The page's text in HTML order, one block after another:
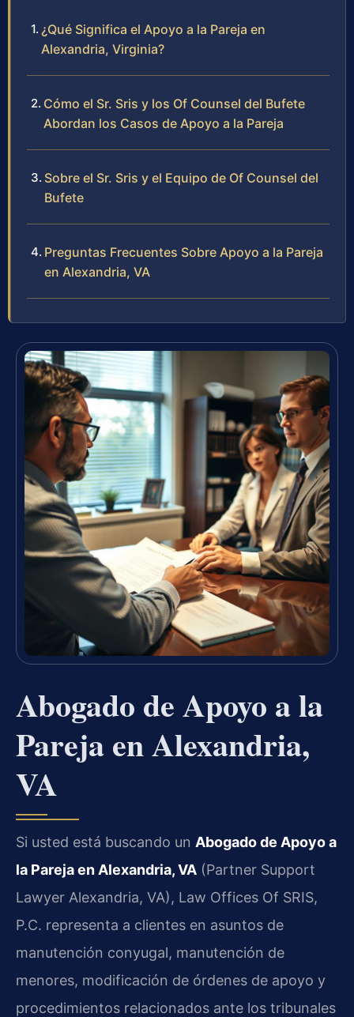
¿Qué Significa el Apoyo a la Pareja en
Alexandria, Virginia?
Cómo el Sr. Sris y los Of Counsel del Bufete
Abordan los Casos de Apoyo a la Pareja
Sobre el Sr. Sris y el Equipo de Of Counsel del
Bufete
Preguntas Frecuentes Sobre Apoyo a la Pareja
en Alexandria, VA
Abogado de Apoyo a la
Pareja en Alexandria,
VA
Si usted está buscando un Abogado de Apoyo a
la Pareja en Alexandria, VA (Partner Support
Lawyer Alexandria, VA), Law Offices Of SRIS,
P.C. representa a clientes en asuntos de
manutención conyugal, manutención de
menores, modificación de órdenes de apoyo y
procedimientos relacionados ante los tribunales